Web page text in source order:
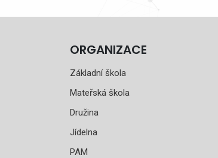
ORGANIZACE
Základní škola
Mateřská škola
Družina
Jídelna
PAM